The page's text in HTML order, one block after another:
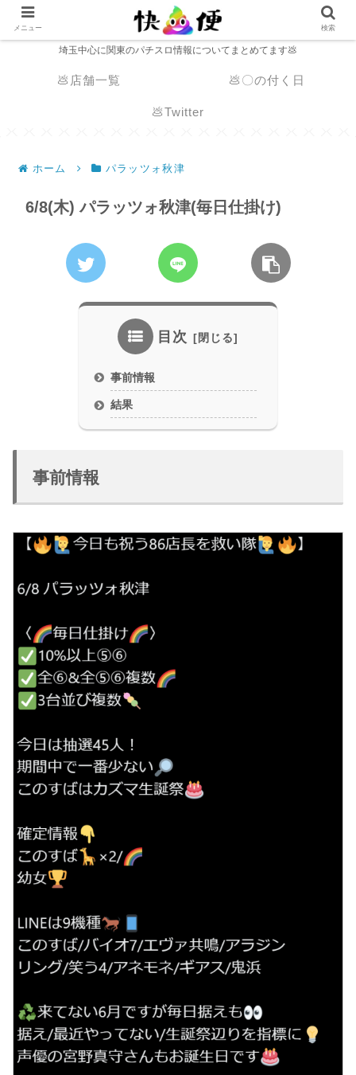
埼玉中心に関東のパチスロ情報についてまとめてます💩
💩店舗一覧 💩〇の付く日
💩Twitter
ホーム パラッツォ秋津
6/8(木) パラッツォ秋津(毎日仕掛け)
目次
事前情報
結果
事前情報
メニュー 検索